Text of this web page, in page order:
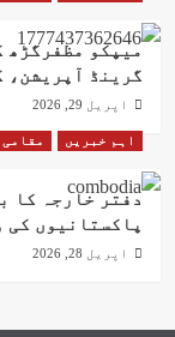
میپکو مظفرگڑھ
گرینڈ آپریشن،
اپریل 29, 2026
اہم خبریں مقامی
پاکستانیوں کی
اپریل 28, 2026